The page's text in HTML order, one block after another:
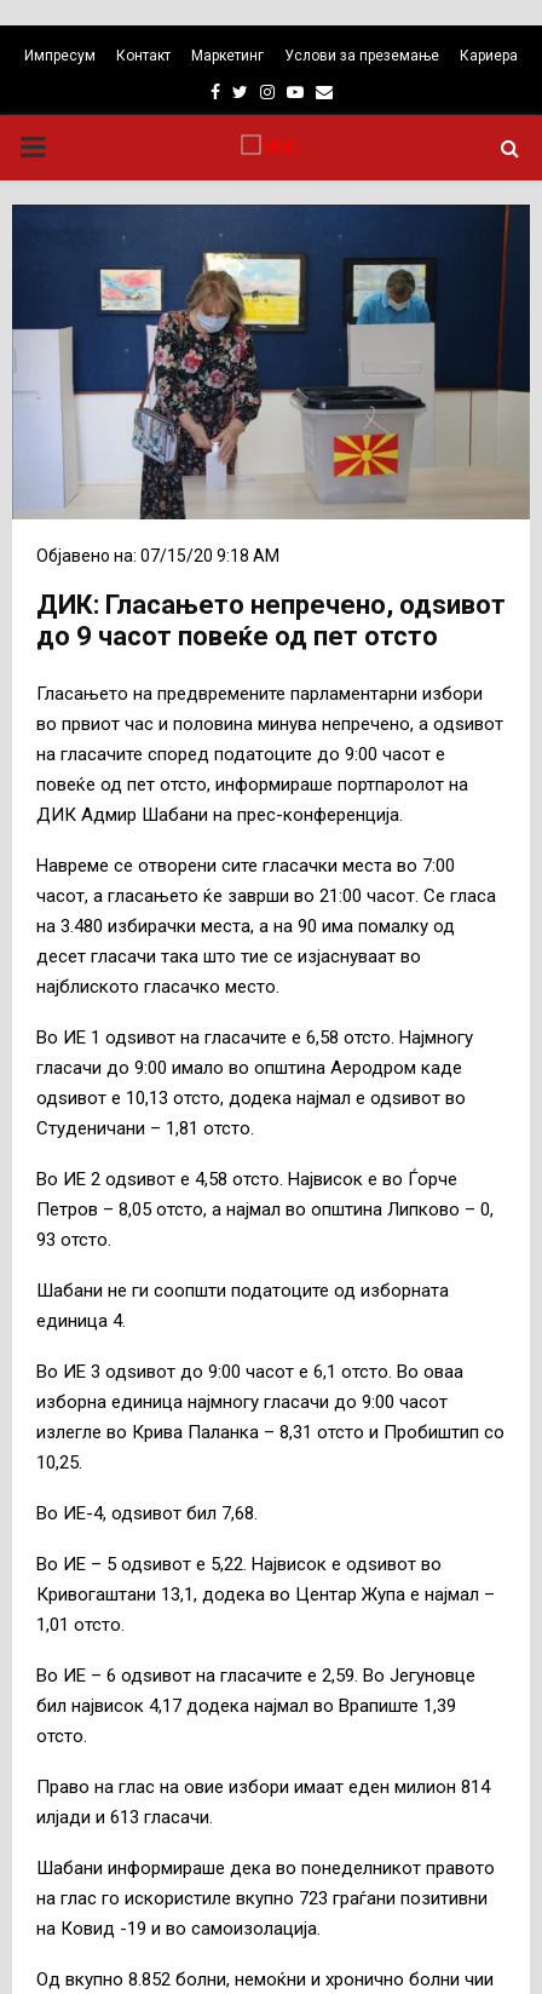
Импресум Контакт Маркетинг Услови за преземање Кариера
Facebook
TwitterInstagram
Youtube
Email
PRIMARY
MENU
Објавено на: 07/15/20 9:18 AM
ДИК: Гласањето непречено, одѕивот
до 9 часот повеќе од пет отсто
Гласањето на предвремените парламентарни избори
во првиот час и половина минува непречено, а одѕивот
на гласачите според податоците до 9:00 часот е
повеќе од пет отсто, информираше портпаролот на
ДИК Адмир Шабани на прес-конференција.
Навреме се отворени сите гласачки места во 7:00
часот, а гласањето ќе заврши во 21:00 часот. Се гласа
на 3.480 избирачки места, а на 90 има помалку од
десет гласачи така што тие се изјаснуваат во
најблиското гласачко место.
Во ИЕ 1 одѕивот на гласачите е 6,58 отсто. Најмногу
гласачи до 9:00 имало во општина Аеродром каде
одѕивот е 10,13 отсто, додека најмал е одѕивот во
Студеничани – 1,81 отсто.
Во ИЕ 2 одѕивот е 4,58 отсто. Највисок е во Ѓорче
Петров – 8,05 отсто, а најмал во општина Липково – 0,
93 отсто.
Шабани не ги соопшти податоците од изборната
единица 4.
Во ИЕ 3 одѕивот до 9:00 часот е 6,1 отсто. Во оваа
изборна единица најмногу гласачи до 9:00 часот
излегле во Крива Паланка – 8,31 отсто и Пробиштип со
10,25.
Во ИЕ-4, одѕивот бил 7,68.
Во ИЕ – 5 одѕивот е 5,22. Највисок е одѕивот во
Кривогаштани 13,1, додека во Центар Жупа е најмал –
1,01 отсто.
Во ИЕ – 6 одѕивот на гласачите е 2,59. Во Јегуновце
бил највисок 4,17 додека најмал во Врапиште 1,39
отсто.
Право на глас на овие избори имаат еден милион 814
илјади и 613 гласачи.
Шабани информираше дека во понеделникот правото
на глас го искористиле вкупно 723 граѓани позитивни
на Ковид -19 и во самоизолација.
Од вкупно 8.852 болни, немоќни и хронично болни чии